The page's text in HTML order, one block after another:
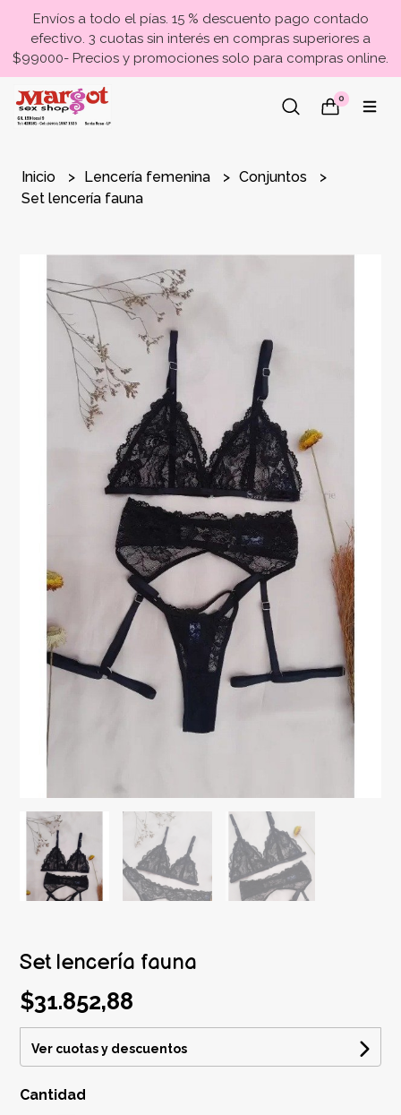
Envíos a todo el pías. 15 % descuento pago contado
efectivo. 3 cuotas sin interés en compras superiores a
$99000- Precios y promociones solo para compras online.
0
Inicio Lencería femenina
Conjuntos
Set lencería fauna
Set lencería fauna
$31.852,88
Ver cuotas y descuentos
Cantidad